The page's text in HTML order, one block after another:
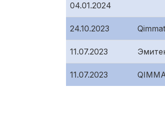
04.01.2024
24.10.2023
11.07.2023
11.07.2023